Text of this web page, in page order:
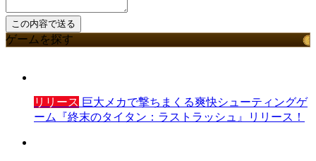
ゲームを探す
リリース 巨大メカで撃ちまくる爽快シューティングゲ
ーム『終末のタイタン：ラストラッシュ』リリース！